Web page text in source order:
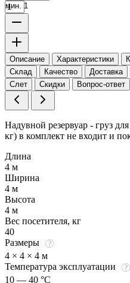
мин. 1
Описание Характеристики
Склад
Качество Доставка
Слет
Скидки Вопрос-ответ
Надувной резервуар - груз
кг) в комплект не входит и
Длина
4 м
Ширина
4 м
Высота
4 м
Вес посетителя, кг
40
Размеры
4 × 4 × 4 м
Температура эксплуатации
10 — 40 °C